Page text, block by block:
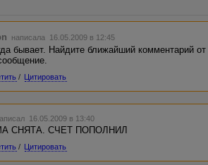
написала 16.05.2009 в 12:45
бывает. Найдите ближайший комментарий
/ Цитировать
16.05.2009 в 13:40
СНЯТА. СЧЕТ ПОПОЛНИЛ
/ Цитировать